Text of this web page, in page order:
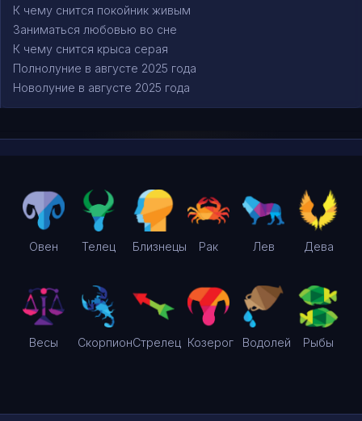
К чему снится покойник живым
Заниматься любовью во сне
К чему снится крыса серая
Полнолуние в августе 2025 года
Новолуние в августе 2025 года
Овен Телец Близнецы Рак Лев Дева
Весы СкорпионСтрелец Козерог Водолей Рыбы